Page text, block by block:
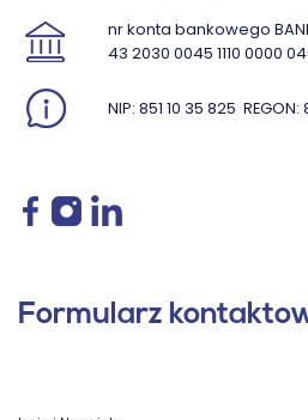
nr konta bankowego
43 2030 0045 1110 0000
NIP: 851 10 35 825 REGON:
Formularz